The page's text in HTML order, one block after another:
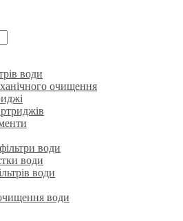
води
очищення
води
води
води
води